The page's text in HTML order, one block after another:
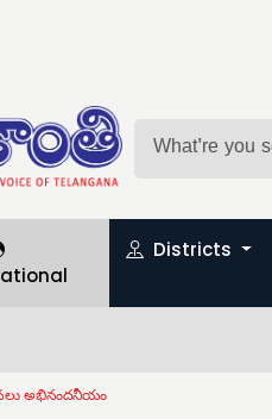
Districts
అభినందనీయం